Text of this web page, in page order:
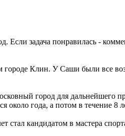
задача понравилась -
Клин. У Саши были все
город для дальнейшего
года, а потом в течение 8
стал кандидатом в мастера